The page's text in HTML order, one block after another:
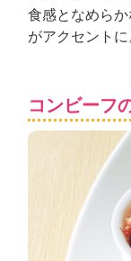
食感となめら
がアクセントに
コンビーフ